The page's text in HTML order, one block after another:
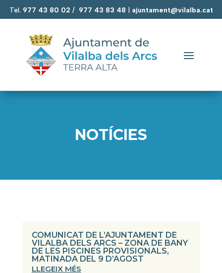
Tel. 977 43 80 02 / 977 43 83 48 ajuntament@vilalba.cat
NOTÍCIES
COMUNICAT DE L’AJUNTAMENT DE
VILALBA DELS ARCS – ZONA DE BANY
DE LES PISCINES PROVISIONALS,
MATINADA DEL 9 D’AGOST
LLEGEIX MÉS